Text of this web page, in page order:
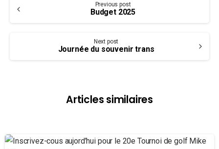
Reading
Previous post
Budget 2025
Next post
Journée du souvenir trans
Articles similaires